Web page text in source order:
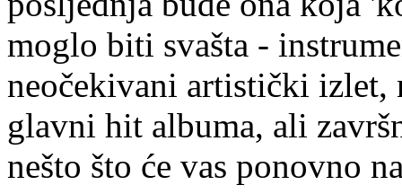
moglo biti svašta -
neočekivani artistički izlet,
glavni hit albuma, ali
nešto što će vas ponovno